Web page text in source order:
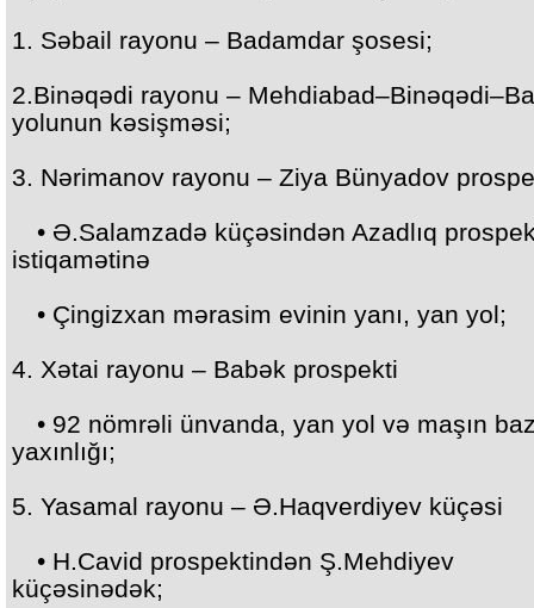
1. Səbail rayonu – Badamdar şosesi;
2.Binəqədi rayonu –
yolunun kəsişməsi;
3. Nərimanov rayonu – Ziya Bünyadov
• Ə.Salamzadə küçəsindən Azadlıq
istiqamətinə
• Çingizxan mərasim evinin yanı, yan yol;
4. Xətai rayonu – Babək prospekti
• 92 nömrəli ünvanda, yan yol və maşın
yaxınlığı;
5. Yasamal rayonu – Ə.Haqverdiyev küçəsi
• H.Cavid prospektindən Ş.Mehdiyev
küçəsinədək;